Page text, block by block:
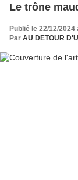
Le trône
Publié le 22/12/2024
Par AU DETOUR